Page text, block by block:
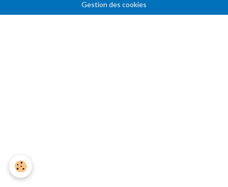
Gestion des cookies